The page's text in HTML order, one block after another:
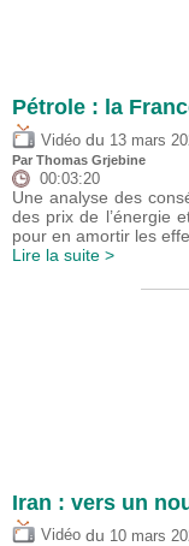
Pétrole : la
Vidéo du 13 mars
Par Thomas Grjebine
00:03:20
Une analyse des
des prix de l’énergie
pour en amortir les
Lire la suite >
Iran : vers un
Vidéo du 10 mars